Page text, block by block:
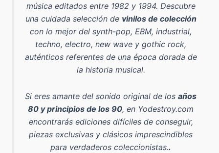
música editados entre 1982 y 1994. Descubre
una cuidada selección de vinilos de colección
con lo mejor del synth-pop, EBM, industrial,
techno, electro, new wave y gothic rock,
auténticos referentes de una época dorada de
la historia musical.
Si eres amante del sonido original de los años
80 y principios de los 90, en Yodestroy.com
encontrarás ediciones difíciles de conseguir,
piezas exclusivas y clásicos imprescindibles
para verdaderos coleccionistas..